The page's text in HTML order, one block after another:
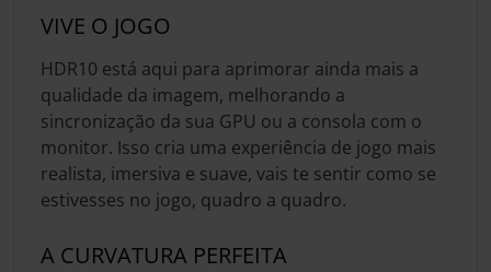
VIVE O JOGO
HDR10 está aqui para aprimorar ainda mais a
qualidade da imagem, melhorando a
sincronização da sua GPU ou a consola com o
monitor. Isso cria uma experiência de jogo mais
realista, imersiva e suave, vais te sentir como se
estivesses no jogo, quadro a quadro.
A CURVATURA PERFEITA